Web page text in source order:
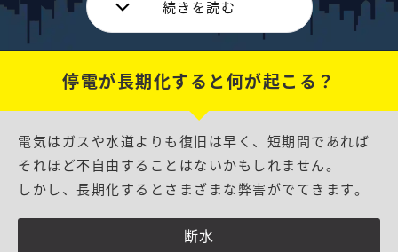
災害のときに私達を困らせるのは停電です。電気は水
道・ガスと並んで重要なライフラインです。
停電が長期化すると何が起こる？
電気はガスや水道よりも復旧は早く、短期間であれば
それほど不自由することはないかもしれません。
しかし、長期化するとさまざまな弊害がでてきます。
断水